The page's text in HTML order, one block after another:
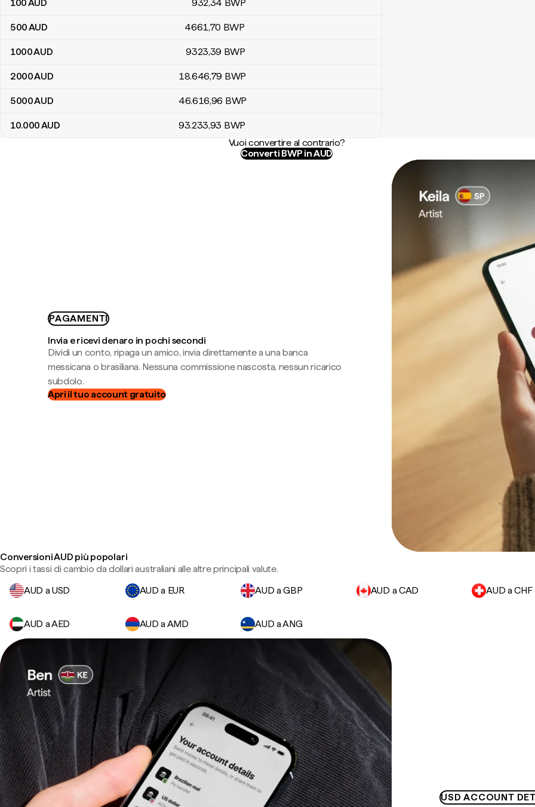
100AUD 932,34 BWP
500AUD 4661,70 BWP
1000AUD 9323,39 BWP
2000AUD 18.646,79 BWP
5000AUD 46.616,96 BWP
10.000AUD 93.233,93 BWP
Vuoi convertire al contrario?
Converti BWP in AUD
PAGAMENTI
Invia e ricevi denaro in pochi secondi
Dividi un conto, ripaga un amico, invia direttamente a una banca
messicana o brasiliana. Nessuna commissione nascosta, nessun ricarico
subdolo.
Apri il tuo account gratuito
Conversioni AUD più popolari
Scopri i tassi di cambio da dollari australiani alle altre principali valute.
AUD a USD
AUD a EUR AUD a GBP AUD a CAD AUD a CHF
AUD a AED AUD a AMD AUD a ANG
USD ACCOUNT